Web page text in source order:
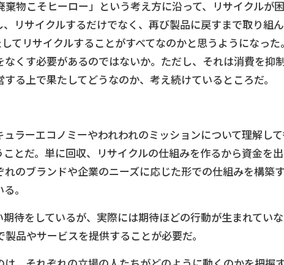
物こそヒーロー」という考え方に沿って、リサイクルが困
リサイクルするだけでなく、再び製品に戻すまで取り組ん
てリサイクルすることがすべてなのかと思うようになった。
なくす必要があるのではないか。ただし、それは消費を抑制
る上で果たしてどうなのか、考え続けているところだ。
ラーエコノミーやわれわれのミッションについて理解して
とだ。単に回収、リサイクルの仕組みを作るから資金を出
れのブランドや企業のニーズに応じた形での仕組みを構築す
。
待をしているが、実際には期待ほどの行動が生まれていな
品やサービスを提供することが必要だ。